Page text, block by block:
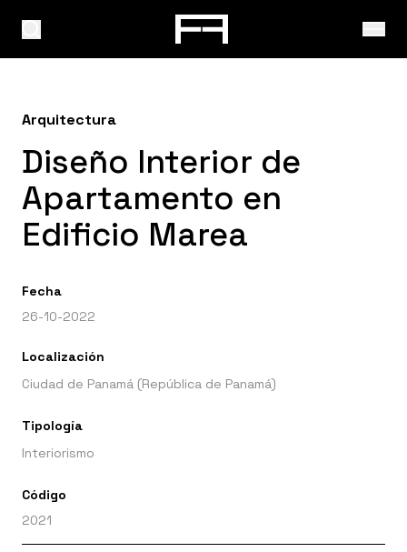
Arquitectura
Diseño Interior de
Apartamento en
Edificio Marea
Fecha
26-10-2022
Localización
Ciudad de Panamá (República de Panamá)
Tipología
Interiorismo
Código
2021